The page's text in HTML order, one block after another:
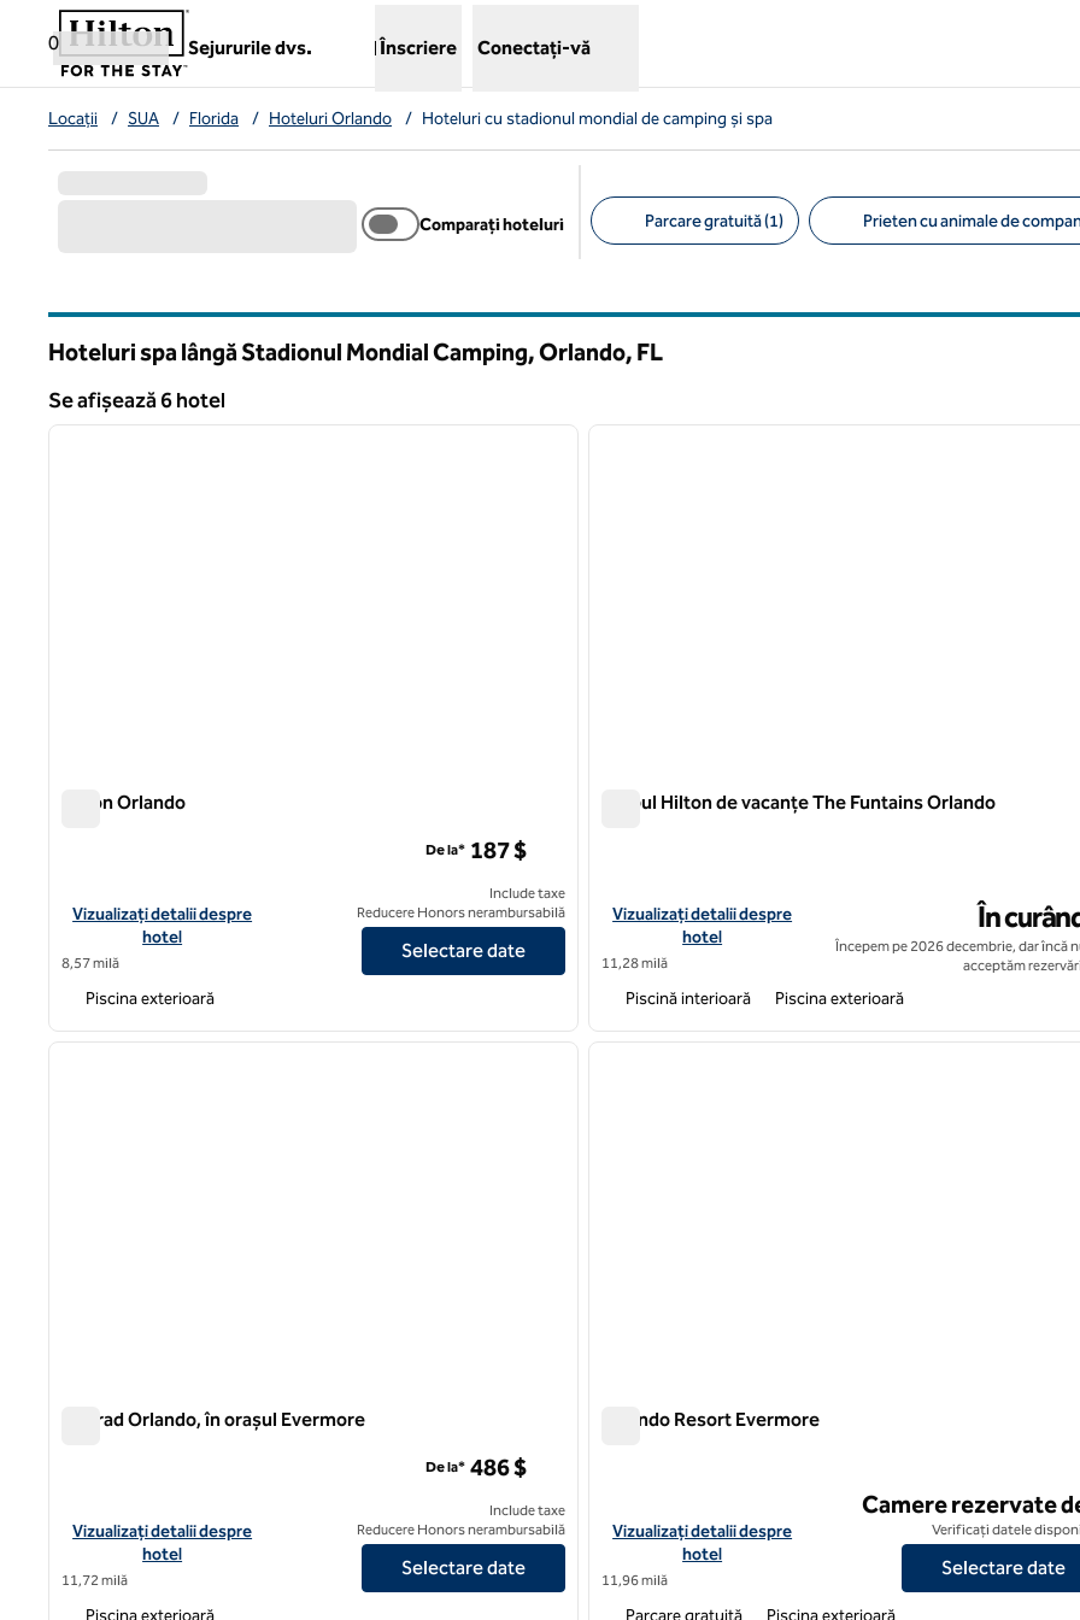
Salt la conținut
0
Sejururile dvs.
,deschide o filă nouă
Înscriere Conectați-vă
Locații / SUA / Florida / Hoteluri Orlando / Hoteluri cu stadionul mondial de camping și spa
Comparați hoteluri Parcare gratuită (1) Prieten cu animale de
Hoteluri spa lângă Stadionul Mondial Camping, Orlando, FL
Se afișează 6 hotel
Se afișează 6 hotel
1 din 12
imaginea următoare
Hilton Orlando
Vizualizați detaliile hotelului Hilton Orlando
Vizualizați detalii despre
hotel
8,57 milă
De la* 187 $
Include taxe
Reducere Honors nerambursabilă
Selectare date
Piscina exterioară
1 din 12
Clubul Hilton de vacanțe The Funtains Orlando
Vizualizați detaliile hotelului Hilton Vacation Club The Fountains
Vizualizați detalii despre
hotel
11,28 milă
În
Începem pe 2026 decembrie, dar încă
acceptăm
Piscină interioară Piscina exterioară
1 din 9
imaginea următoare
Conrad Orlando, în orașul Evermore
Vizualizați detaliile hotelului pentru Conrad Orlando, la Evermore
Vizualizați detalii despre
hotel
11,72 milă
De la* 486 $
Include taxe
Reducere Honors nerambursabilă
Selectare date
1 din 12
Orlando Resort Evermore
Vizualizați detaliile hotelului pentru Evermore Orlando Resort
Vizualizați detalii despre
hotel
11,96 milă
Camere rezervate
Verificați datele
Selectare date